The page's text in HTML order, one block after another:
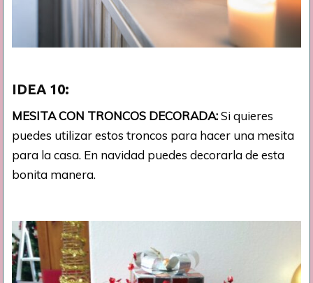
IDEA 10:
MESITA CON TRONCOS DECORADA:Si quieres
puedes utilizar estos troncos para hacer una mesita
para la casa. En navidad puedes decorarla de esta
bonita manera.